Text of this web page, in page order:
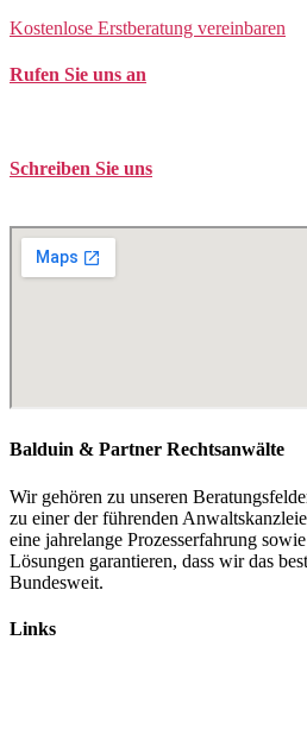
Kostenlose Erstberatung vereinbaren
Rufen Sie uns an
Schreiben Sie uns
Balduin & Partner Rechtsanwälte
Wir gehören zu unseren
zu einer der führenden
eine jahrelange Prozesserfahrung
Lösungen garantieren, dass wir das
Bundesweit.
Links